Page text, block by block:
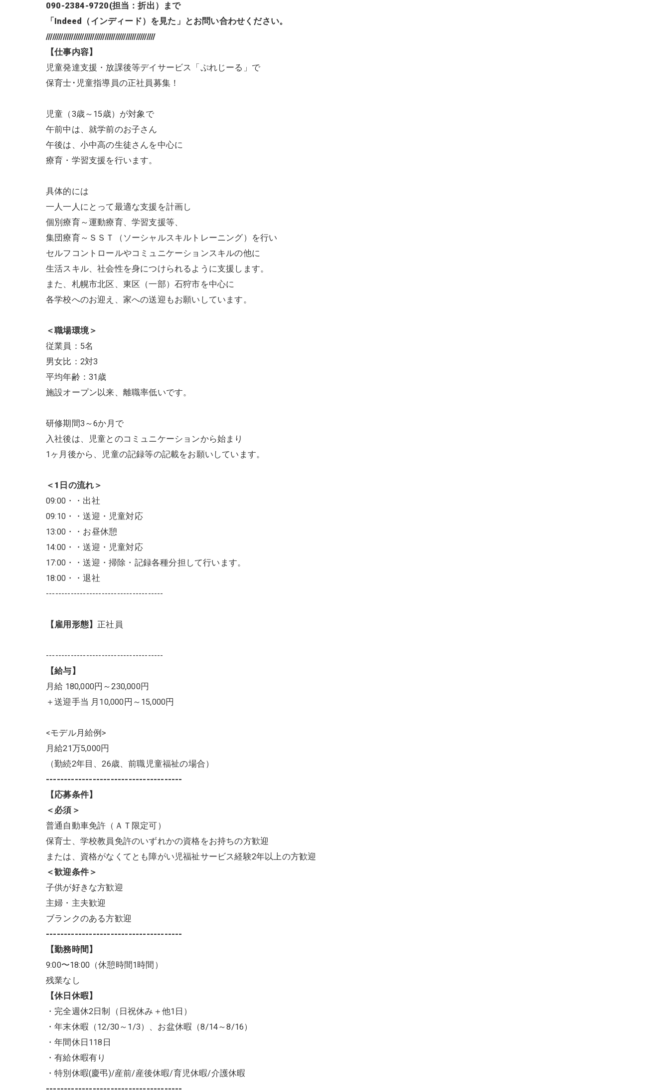
090-2384-9720(担当：折出）まで
「Indeed（インディード）を見た」とお問い合わせください。
////////////////////////////////////////////////////
【仕事内容】
児童発達支援・放課後等デイサービス「ぷれじーる」で
保育士･児童指導員の正社員募集！
児童（3歳～15歳）が対象で
午前中は、就学前のお子さん
午後は、小中高の生徒さんを中心に
療育・学習支援を行います。
具体的には
一人一人にとって最適な支援を計画し
個別療育～運動療育、学習支援等、
集団療育～ＳＳＴ（ソーシャルスキルトレーニング）を行い
セルフコントロールやコミュニケーションスキルの他に
生活スキル、社会性を身につけられるように支援します。
また、札幌市北区、東区（一部）石狩市を中心に
各学校へのお迎え、家への送迎もお願いしています。
＜職場環境＞
従業員：5名
男女比：2対3
平均年齢：31歳
施設オープン以来、離職率低いです。
研修期間3～6か月で
入社後は、児童とのコミュニケーションから始まり
1ヶ月後から、児童の記録等の記載をお願いしています。
＜1日の流れ＞
09:00・・出社
09:10・・送迎・児童対応
13:00・・お昼休憩
14:00・・送迎・児童対応
17:00・・送迎・掃除・記録各種分担して行います。
18:00・・退社
--------------------------------------
【雇用形態】 正社員
--------------------------------------
【給与】
月給 180,000円～230,000円
＋送迎手当 月10,000円～15,000円
<モデル月給例>
月給21万5,000円
（勤続2年目、26歳、前職児童福祉の場合）
--------------------------------------
【応募条件】
＜必須＞
普通自動車免許（ＡＴ限定可）
保育士、学校教員免許のいずれかの資格をお持ちの方歓迎
または、資格がなくてとも障がい児福祉サービス経験2年以上の方歓迎
＜歓迎条件＞
子供が好きな方歓迎
主婦・主夫歓迎
ブランクのある方歓迎
--------------------------------------
【勤務時間】
9:00〜18:00（休憩時間1時間）
残業なし
【休日休暇】
・完全週休2日制（日祝休み＋他1日）
・年末休暇（12/30～1/3）、お盆休暇（8/14～8/16）
・年間休日118日
・有給休暇有り
・特別休暇(慶弔)/産前/産後休暇/育児休暇/介護休暇
--------------------------------------